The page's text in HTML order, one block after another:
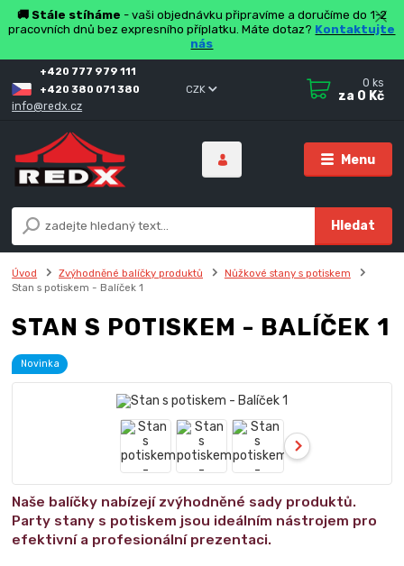
🚚 Stále stíháme - vaši objednávku připravíme a doručíme do 1-2
pracovních dnů bez expresního příplatku. Máte dotaz? Kontaktujte
nás
Menu
CZK
Hledat
+420 777 979 111
+420 380 071 380
info@redx.cz
0 ks
za 0 Kč
Úvod Zvýhodněné balíčky produktů
Nůžkové stany s potiskem
Stan s potiskem - Balíček 1
STAN S POTISKEM - BALÍČEK 1
Novinka
Naše balíčky nabízejí zvýhodněné sady produktů.
Party stany s potiskem jsou ideálním nástrojem pro
efektivní a profesionální prezentaci.